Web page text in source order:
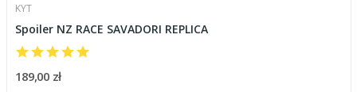
KYT
Spoiler NZ RACE SAVADORI REPLICA
189,00 zł